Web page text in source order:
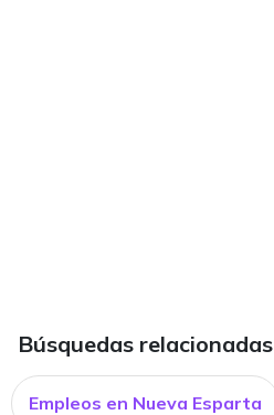
Búsquedas relacionadas
Empleos en Nueva Esparta